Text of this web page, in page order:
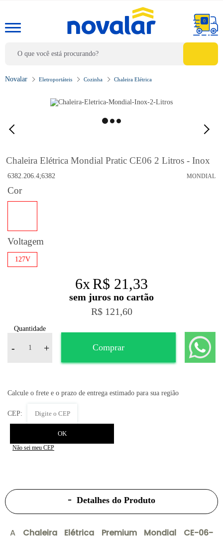
0
Eletroportáteis Cozinha Chaleira Elétrica
Chaleira Elétrica Mondial Pratic CE06 2 Litros - Inox
MONDIAL
6382.206.4;6382
Cor
Voltagem
127V
6xR$ 21,33
R$ 121,60
Quantidade
- + Comprar
Não sei meu CEP
Detalhes do Produto
A Chaleira Elétrica Premium Mondial CE-06-